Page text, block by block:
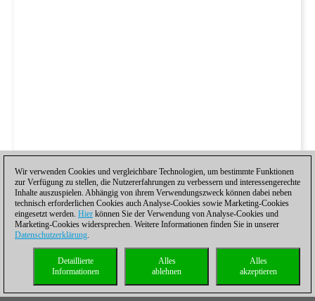
Wir verwenden Cookies und vergleichbare Technologien, um bestimmte Funktionen
zur Verfügung zu stellen, die Nutzererfahrungen zu verbessern und interessengerechte
Inhalte auszuspielen. Abhängig von ihrem Verwendungszweck können dabei neben
technisch erforderlichen Cookies auch Analyse-Cookies sowie Marketing-Cookies
eingesetzt werden. Hier können Sie der Verwendung von Analyse-Cookies und
Marketing-Cookies widersprechen. Weitere Informationen finden Sie in unserer
Datenschutzerklärung.
Alles
akzeptieren
Alles
ablehnen
Detaillierte
Informationen